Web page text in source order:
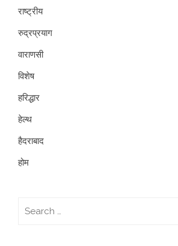
राष्ट्रीय
रुद्रप्रयाग
वाराणसी
विशेष
हरिद्धार
हेल्थ
हैदराबाद
होम